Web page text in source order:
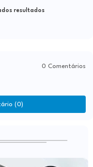
resultados
0 Comentários
(0)